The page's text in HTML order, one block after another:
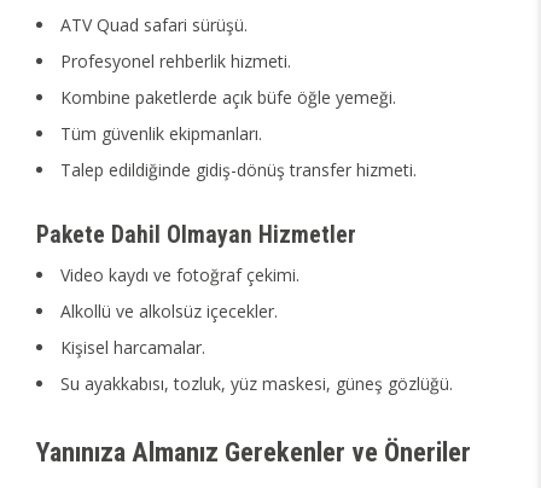
ATV Quad safari sürüşü.
Profesyonel rehberlik hizmeti.
Kombine paketlerde açık büfe öğle yemeği.
Tüm güvenlik ekipmanları.
Talep edildiğinde gidiş-dönüş transfer hizmeti.
Pakete Dahil Olmayan Hizmetler
Video kaydı ve fotoğraf çekimi.
Alkollü ve alkolsüz içecekler.
Kişisel harcamalar.
Su ayakkabısı, tozluk, yüz maskesi, güneş gözlüğü.
Yanınıza Almanız Gerekenler ve Öneriler